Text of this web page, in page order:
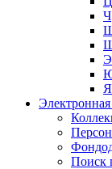
Ч
Э
Я
Поиск